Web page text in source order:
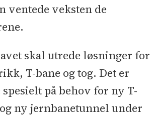
ventede veksten de
skal utrede løsninger for
T-bane og tog. Det er
spesielt på behov for ny T-
ny jernbanetunnel under